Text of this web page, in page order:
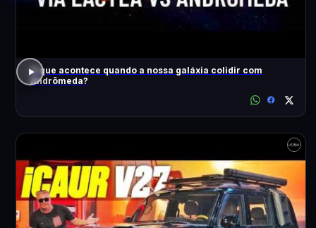
O que acontece quando a nossa galáxia colidir com
Andrômeda?